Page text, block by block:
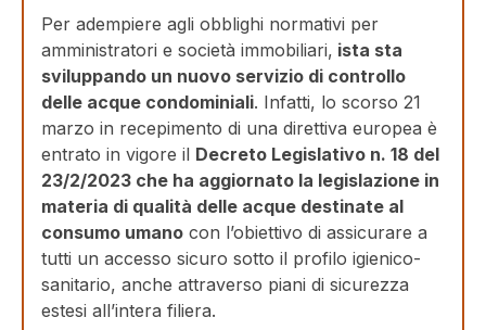
Per adempiere agli obblighi normativi per
amministratori e società immobiliari, ista sta
sviluppando un nuovo servizio di controllo
delle acque condominiali. Infatti, lo scorso 21
marzo in recepimento di una direttiva europea è
entrato in vigore il Decreto Legislativo n. 18 del
23/2/2023 che ha aggiornato la legislazione in
materia di qualità delle acque destinate al
consumo umano con l’obiettivo di assicurare a
tutti un accesso sicuro sotto il profilo igienico-
sanitario, anche attraverso piani di sicurezza
estesi all’intera filiera.